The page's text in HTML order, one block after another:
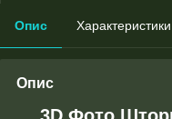
Опис Характеристики
Опис